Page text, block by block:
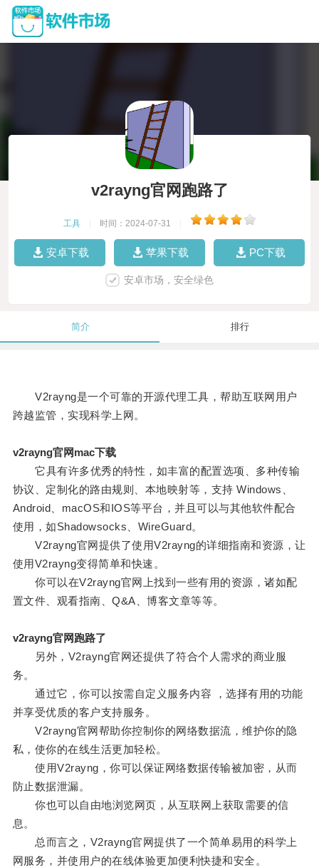
v2rayng官网跑路了
工具 时间：2024-07-31
安卓下载 苹果下载 PC下载
安卓市场，安全绿色
简介 排行
V2rayng是一个可靠的开源代理工具，帮助互联网用户
跨越监管，实现科学上网。
v2rayng官网mac下载
它具有许多优秀的特性，如丰富的配置选项、多种传输
协议、定制化的路由规则、本地映射等，支持 Windows、
Android、macOS和IOS等平台，并且可以与其他软件配合
使用，如Shadowsocks、WireGuard。
V2rayng官网提供了使用V2rayng的详细指南和资源，让
使用V2rayng变得简单和快速。
你可以在V2rayng官网上找到一些有用的资源，诸如配
置文件、观看指南、Q&A、博客文章等等。
v2rayng官网跑路了
另外，V2rayng官网还提供了符合个人需求的商业服
务。
通过它，你可以按需自定义服务内容 ，选择有用的功能
并享受优质的客户支持服务。
V2rayng官网帮助你控制你的网络数据流，维护你的隐
私，使你的在线生活更加轻松。
使用V2rayng，你可以保证网络数据传输被加密，从而
防止数据泄漏。
你也可以自由地浏览网页，从互联网上获取需要的信
息。
总而言之，V2rayng官网提供了一个简单易用的科学上
网服务，并使用户的在线体验更加便利快捷和安全。